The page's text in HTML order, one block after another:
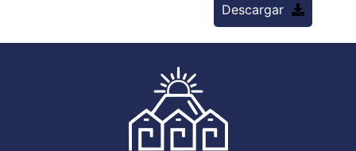
Descargar